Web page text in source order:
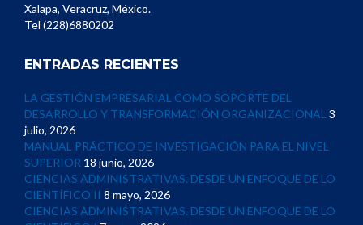
Xalapa, Veracruz, México.
Tel (228)6880202
ENTRADAS RECIENTES
LA GESTIÓN EMPRESARIAL COMO SOPORTE DEL
DESARROLLO Y TRANSFORMACIÓN ORGANIZACIONAL 3
julio, 2026
MANUAL PRÁCTICO DE INVESTIGACIÓN PARA EL NIVEL
SUPERIOR 18 junio, 2026
CIENCIAS ADMINISTRATIVAS. DESDE UN ENFOQUE DE LO
CIENTÍFICO II 8 mayo, 2026
CIENCIAS ADMINISTRATIVAS. DESDE UN ENFOQUE DE LO